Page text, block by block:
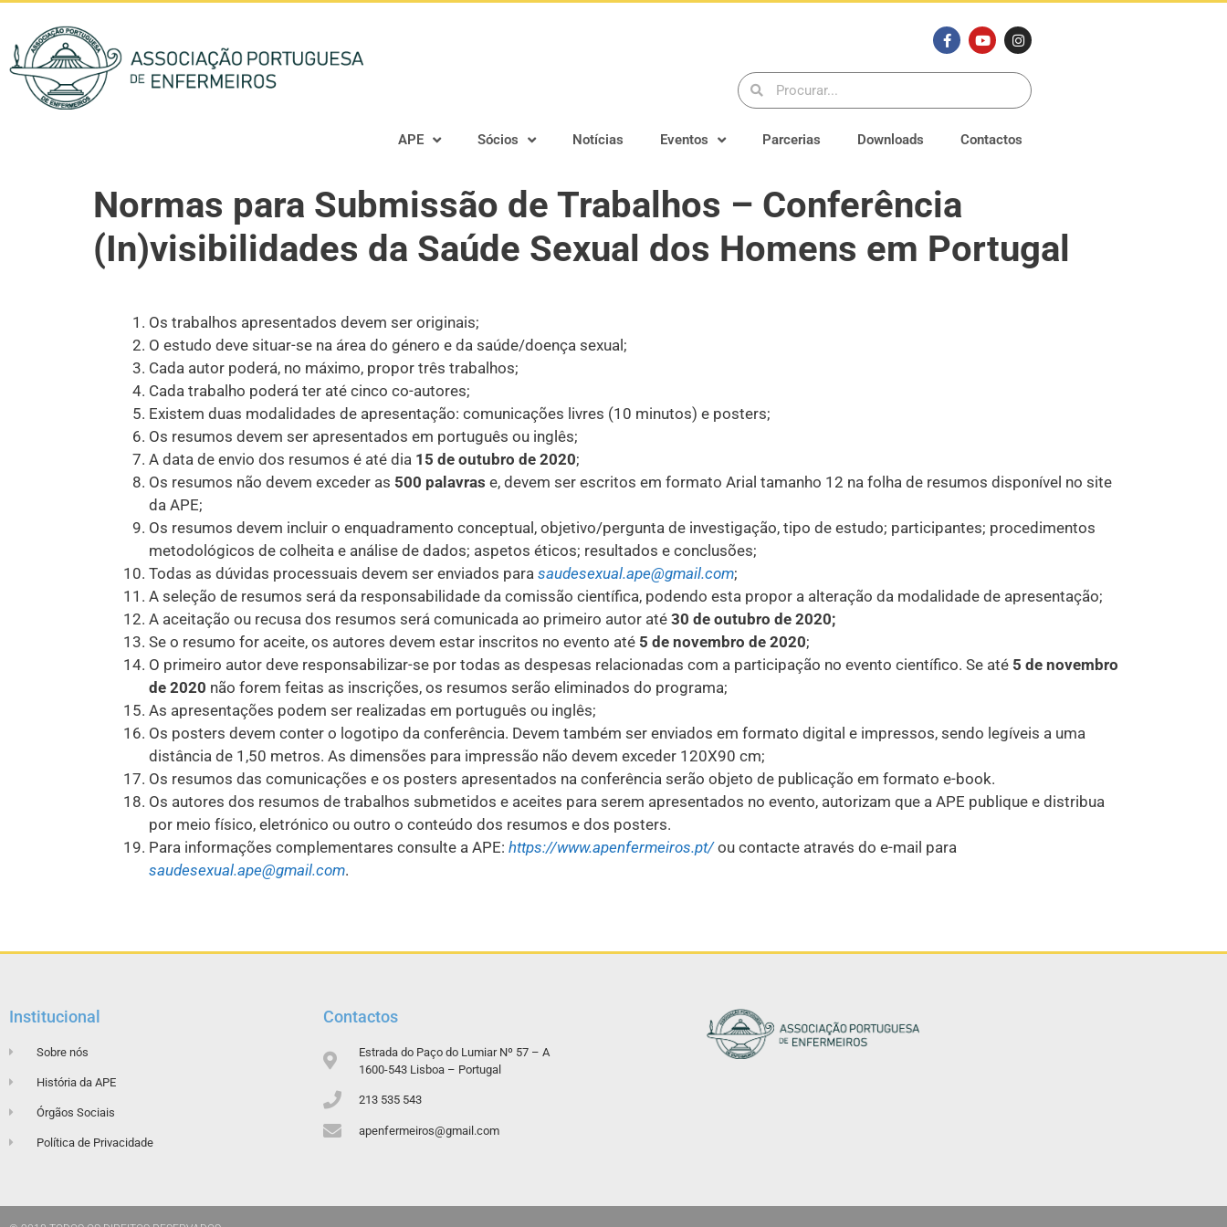
APE Sócios Notícias Eventos Parcerias Downloads Contactos
Normas para Submissão de Trabalhos – Conferência
(In)visibilidades da Saúde Sexual dos Homens em Portugal
Os trabalhos apresentados devem ser originais;
O estudo deve situar-se na área do género e da saúde/doença sexual;
Cada autor poderá, no máximo, propor três trabalhos;
Cada trabalho poderá ter até cinco co-autores;
Existem duas modalidades de apresentação: comunicações livres (10 minutos) e posters;
Os resumos devem ser apresentados em português ou inglês;
A data de envio dos resumos é até dia 15 de outubro de 2020;
Os resumos não devem exceder as 500 palavras e, devem ser escritos em formato Arial tamanho 12 na folha de resumos disponível no site
da APE;
Os resumos devem incluir o enquadramento conceptual, objetivo/pergunta de investigação, tipo de estudo; participantes; procedimentos
metodológicos de colheita e análise de dados; aspetos éticos; resultados e conclusões;
Todas as dúvidas processuais devem ser enviados para saudesexual.ape@gmail.com;
A seleção de resumos será da responsabilidade da comissão científica, podendo esta propor a alteração da modalidade de apresentação;
A aceitação ou recusa dos resumos será comunicada ao primeiro autor até 30 de outubro de 2020;
Se o resumo for aceite, os autores devem estar inscritos no evento até 5 de novembro de 2020;
O primeiro autor deve responsabilizar-se por todas as despesas relacionadas com a participação no evento científico. Se até 5 de novembro
de 2020 não forem feitas as inscrições, os resumos serão eliminados do programa;
As apresentações podem ser realizadas em português ou inglês;
Os posters devem conter o logotipo da conferência. Devem também ser enviados em formato digital e impressos, sendo legíveis a uma
distância de 1,50 metros. As dimensões para impressão não devem exceder 120X90 cm;
Os resumos das comunicações e os posters apresentados na conferência serão objeto de publicação em formato e-book.
Os autores dos resumos de trabalhos submetidos e aceites para serem apresentados no evento, autorizam que a APE publique e distribua
por meio físico, eletrónico ou outro o conteúdo dos resumos e dos posters.
Para informações complementares consulte a APE: https://www.apenfermeiros.pt/ou contacte através do e-mail para
saudesexual.ape@gmail.com.
Institucional
Sobre nós
História da APE
Órgãos Sociais
Política de Privacidade
Contactos
Estrada do Paço do Lumiar Nº 57 – A
1600-543 Lisboa – Portugal
213 535 543
apenfermeiros@gmail.com